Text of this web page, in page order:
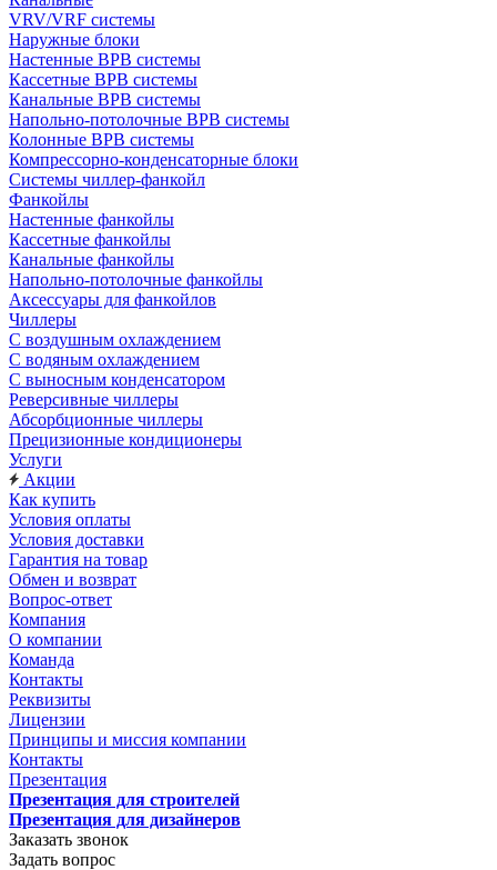
VRV/VRF системы
Наружные блоки
Настенные ВРВ системы
Кассетные ВРВ системы
Канальные ВРВ системы
Напольно-потолочные ВРВ системы
Колонные ВРВ системы
Компрессорно-конденсаторные блоки
Системы чиллер-фанкойл
Фанкойлы
Настенные фанкойлы
Кассетные фанкойлы
Канальные фанкойлы
Напольно-потолочные фанкойлы
Аксессуары для фанкойлов
Чиллеры
С воздушным охлаждением
С водяным охлаждением
С выносным конденсатором
Реверсивные чиллеры
Абсорбционные чиллеры
Прецизионные кондиционеры
Услуги
Акции
Как купить
Условия оплаты
Условия доставки
Гарантия на товар
Обмен и возврат
Вопрос-ответ
Компания
О компании
Команда
Контакты
Реквизиты
Лицензии
Принципы и миссия компании
Контакты
Презентация
Презентация для строителей
Презентация для дизайнеров
Заказать звонок
Задать вопрос